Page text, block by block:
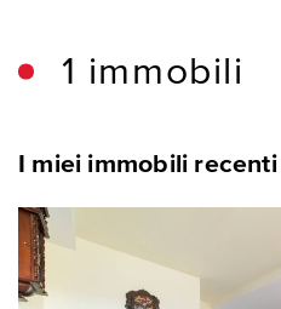
1 immobili
I miei immobili recenti